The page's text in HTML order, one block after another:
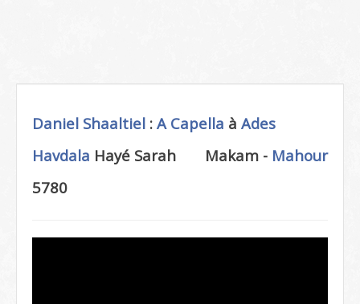
Daniel Shaaltiel : A Capella à Ades
Havdala
Makam - Mahour
Hayé Sarah
5780